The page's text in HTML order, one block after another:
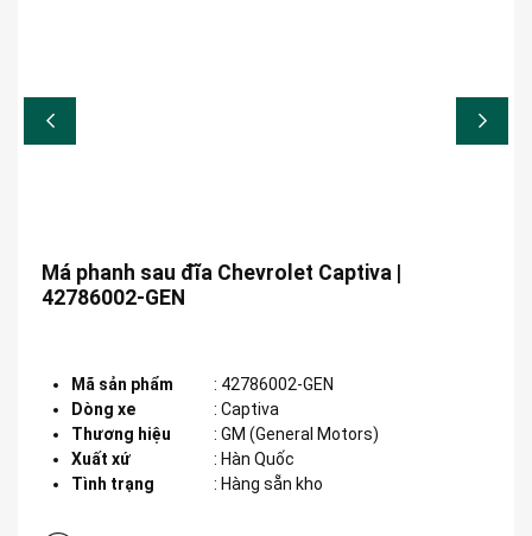
Má phanh sau đĩa Chevrolet Captiva |
42786002-GEN
Mã sản phẩm : 42786002-GEN
Dòng xe
: Captiva
Thương hiệu
: GM (General Motors)
Xuất xứ
: Hàn Quốc
Tình trạng
: Hàng sẵn kho